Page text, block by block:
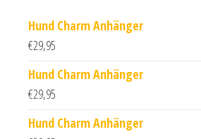
Hund Charm Anhänger
€29,95
Hund Charm Anhänger
€29,95
Hund Charm Anhänger